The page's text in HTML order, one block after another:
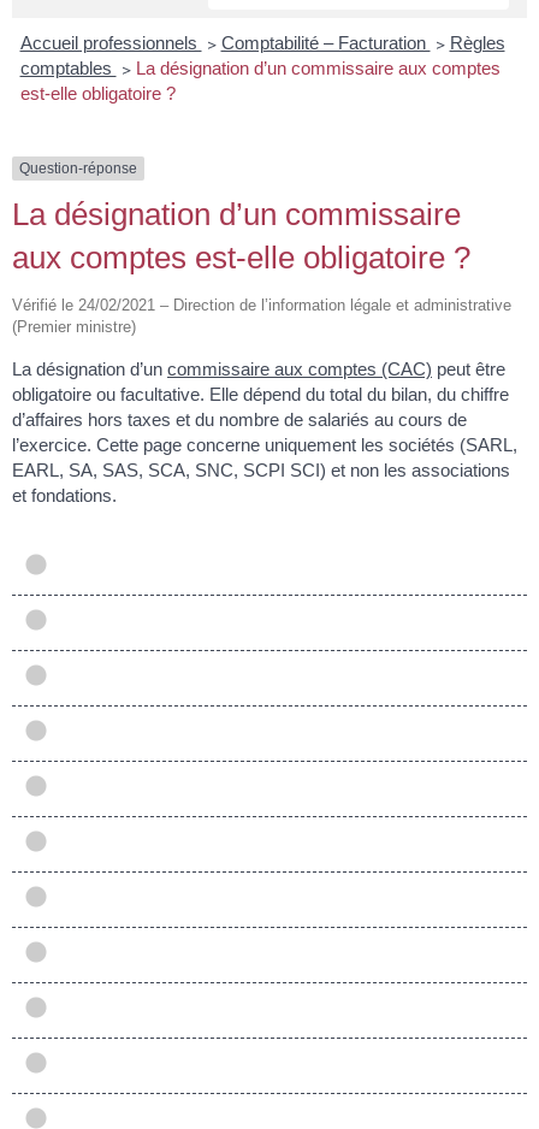
Accueil professionnels > Comptabilité – Facturation > Règles
comptables > La désignation d’un commissaire aux comptes
est-elle obligatoire ?
Question-réponse
La désignation d’un commissaire
aux comptes est-elle obligatoire ?
Vérifié le 24/02/2021 – Direction de l’information légale et administrative
(Premier ministre)
La désignation d’un commissaire aux comptes (CAC) peut être
obligatoire ou facultative. Elle dépend du total du bilan, du chiffre
d’affaires hors taxes et du nombre de salariés au cours de
l’exercice. Cette page concerne uniquement les sociétés (SARL,
EARL, SA, SAS, SCA, SNC, SCPI SCI) et non les associations
et fondations.